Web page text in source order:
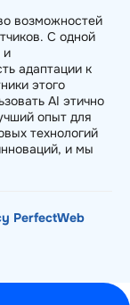
возможностей
С одной
и
адаптации к
этого
AI этично
опыт для
технологий
и мы
PerfectWeb